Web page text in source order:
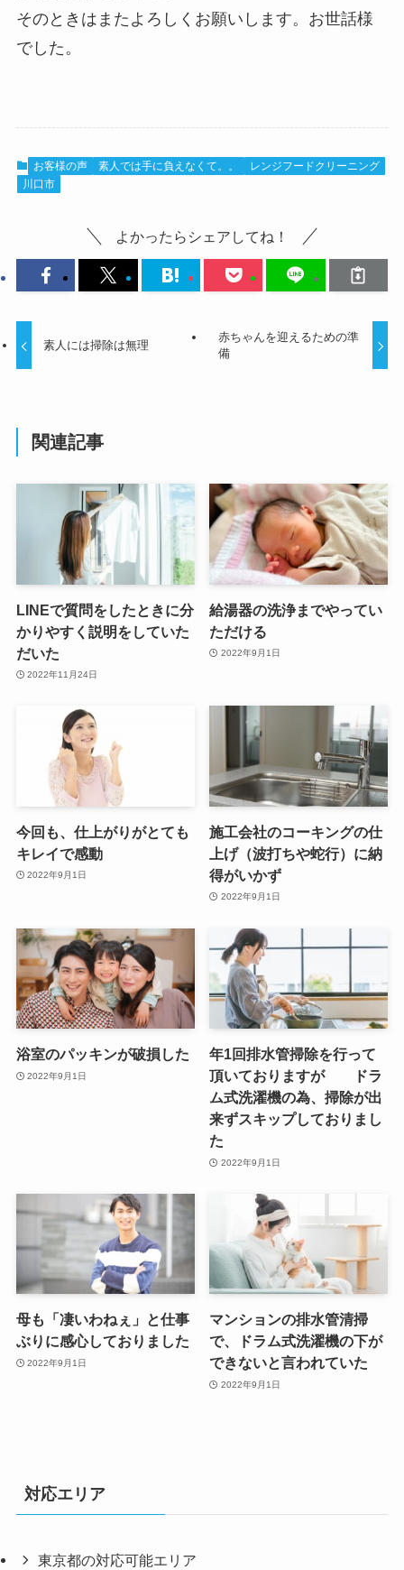
そのときはまたよろしくお願いします。お世話様
でした。
お客様の声 素人では手に負えなくて。。
レンジフードクリーニング
川口市
よかったらシェアしてね！
素人には掃除は無理
赤ちゃんを迎えるための準
備
関連記事
LINEで質問をしたときに分
かりやすく説明をしていた
だいた
2022年11月24日
給湯器の洗浄までやってい
ただける
2022年9月1日
今回も、仕上がりがとても
キレイで感動
2022年9月1日
施工会社のコーキングの仕
上げ（波打ちや蛇行）に納
得がいかず
2022年9月1日
浴室のパッキンが破損した
2022年9月1日
年1回排水管掃除を行って
頂いておりますが ドラ
ム式洗濯機の為、掃除が出
来ずスキップしておりまし
た
2022年9月1日
母も「凄いわねぇ」と仕事
ぶりに感心しておりました
2022年9月1日
マンションの排水管清掃
で、ドラム式洗濯機の下が
できないと言われていた
2022年9月1日
対応エリア
東京都の対応可能エリア